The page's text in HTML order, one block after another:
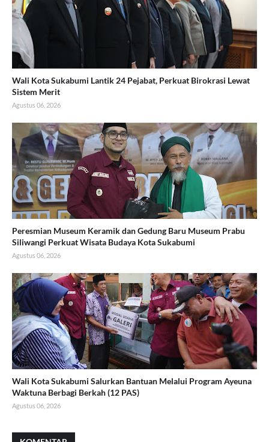
Wali Kota Sukabumi Lantik 24 Pejabat, Perkuat Birokrasi Lewat
Sistem Merit
Agustus 06, 2026
Peresmian Museum Keramik dan Gedung Baru Museum Prabu
Siliwangi Perkuat Wisata Budaya Kota Sukabumi
Agustus 06, 2026
Wali Kota Sukabumi Salurkan Bantuan Melalui Program Ayeuna
Waktuna Berbagi Berkah (12 PAS)
Agustus 06, 2026